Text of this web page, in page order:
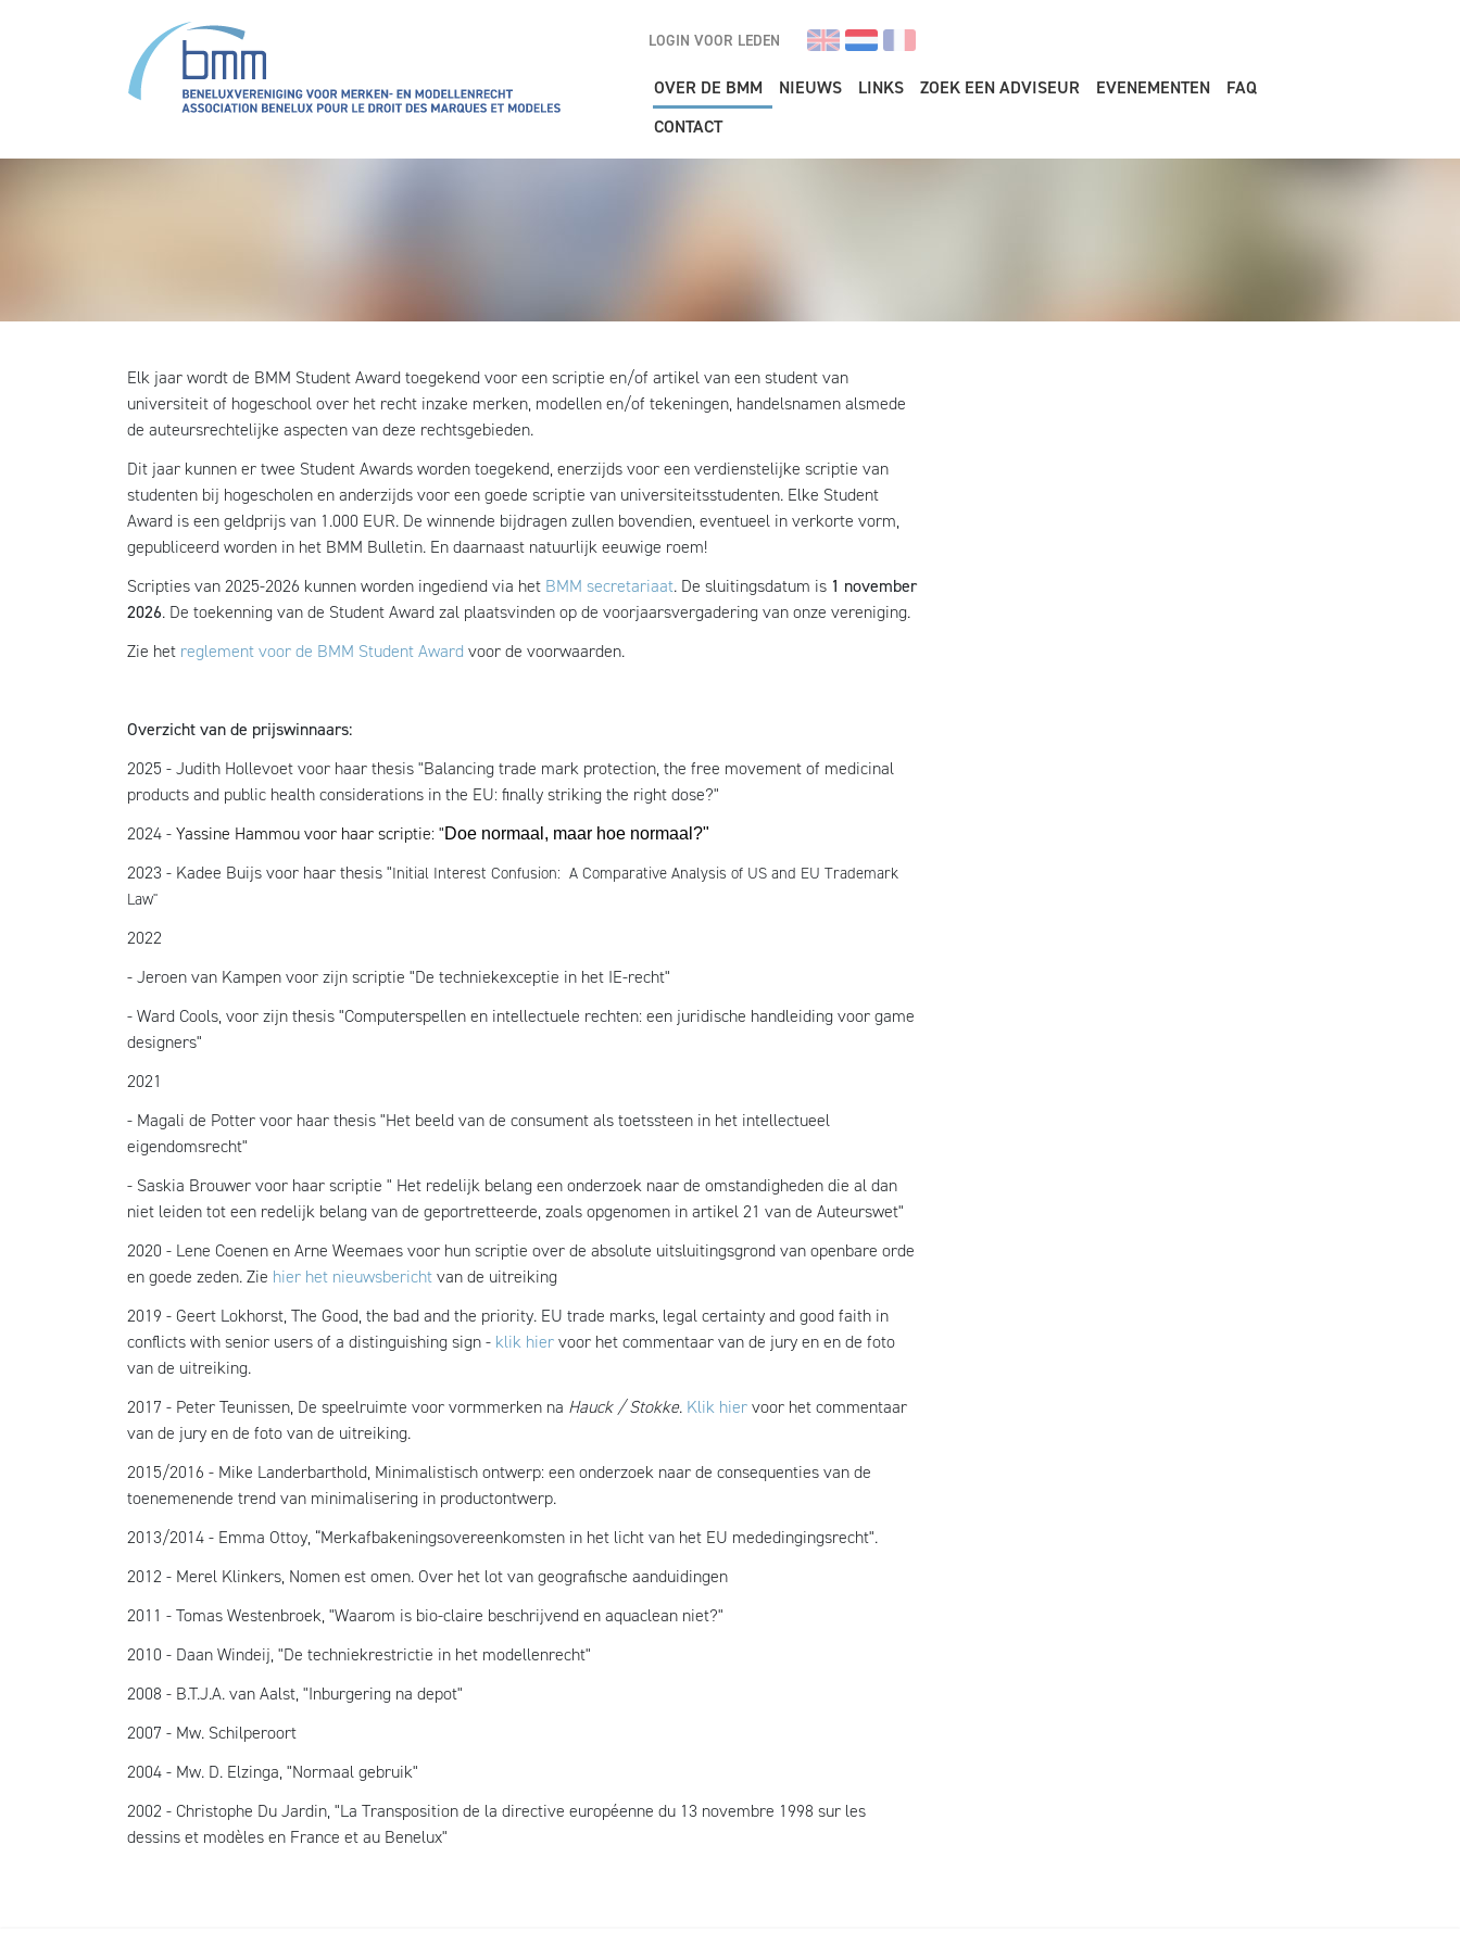
LOGIN VOOR LEDEN
Main navigation
OVER DE BMM NIEUWS LINKS ZOEK EEN ADVISEUR EVENEMENTEN
FAQ
CONTACT
Elk jaar wordt de BMM Student Award toegekend voor een scriptie en/of artikel van een student van
universiteit of hogeschool over het recht inzake merken, modellen en/of tekeningen, handelsnamen alsmede
de auteursrechtelijke aspecten van deze rechtsgebieden.
Dit jaar kunnen er twee Student Awards worden toegekend, enerzijds voor een verdienstelijke scriptie van
studenten bij hogescholen en anderzijds voor een goede scriptie van universiteitsstudenten. Elke Student
Award is een geldprijs van 1.000 EUR. De winnende bijdragen zullen bovendien, eventueel in verkorte vorm,
gepubliceerd worden in het BMM Bulletin. En daarnaast natuurlijk eeuwige roem!
Scripties van 2025-2026 kunnen worden ingediend via het BMM secretariaat. De sluitingsdatum is 1 november
2026. De toekenning van de Student Award zal plaatsvinden op de voorjaarsvergadering van onze vereniging.
Zie het reglement voor de BMM Student Award voor de voorwaarden.
Overzicht van de prijswinnaars:
2025 - Judith Hollevoet voor haar thesis "Balancing trade mark protection, the free movement of medicinal
products and public health considerations in the EU: finally striking the right dose?"
2024 -Yassine Hammou voor haar scriptie: "Doe normaal, maar hoe normaal?"
2023 - Kadee Buijs voor haar thesis "Initial Interest Confusion: A Comparative Analysis of US and EU Trademark
Law"
2022
- Jeroen van Kampen voor zijn scriptie "De techniekexceptie in het IE-recht"
- Ward Cools, voor zijn thesis "Computerspellen en intellectuele rechten: een juridische handleiding voor game
designers"
2021
- Magali de Potter voor haar thesis "Het beeld van de consument als toetssteen in het intellectueel
eigendomsrecht"
- Saskia Brouwer voor haar scriptie " Het redelijk belang een onderzoek naar de omstandigheden die al dan
niet leiden tot een redelijk belang van de geportretteerde, zoals opgenomen in artikel 21 van de Auteurswet"
2020 - Lene Coenen en Arne Weemaes voor hun scriptie over de absolute uitsluitingsgrond van openbare orde
en goede zeden. Zie hier het nieuwsberichtvan de uitreiking
2019 - Geert Lokhorst, The Good, the bad and the priority. EU trade marks, legal certainty and good faith in
conflicts with senior users of a distinguishing sign - klik hiervoor het commentaar van de jury en en de foto
van de uitreiking.
2017 - Peter Teunissen, De speelruimte voor vormmerken na Hauck / Stokke. Klik hiervoor het commentaar
van de jury en de foto van de uitreiking.
2015/2016 - Mike Landerbarthold, Minimalistisch ontwerp: een onderzoek naar de consequenties van de
toenemenende trend van minimalisering in productontwerp.
2013/2014 - Emma Ottoy, “Merkafbakeningsovereenkomsten in het licht van het EU mededingingsrecht".
2012 - Merel Klinkers, Nomen est omen. Over het lot van geografische aanduidingen
2011 - Tomas Westenbroek, "Waarom is bio-claire beschrijvend en aquaclean niet?"
2010 - Daan Windeij, "De techniekrestrictie in het modellenrecht"
2008 - B.T.J.A. van Aalst, "Inburgering na depot"
2007 - Mw. Schilperoort
2004 - Mw. D. Elzinga, "Normaal gebruik"
2002 - Christophe Du Jardin, "La Transposition de la directive européenne du 13 novembre 1998 sur les
dessins et modèles en France et au Benelux"